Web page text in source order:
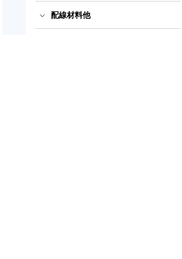
LED電源・防水アダプター
抜け防止電源ケーブル（ロッ
ク式）
産業規格タッチパネルPC
出力プラグ・コネクタ
配線材料他